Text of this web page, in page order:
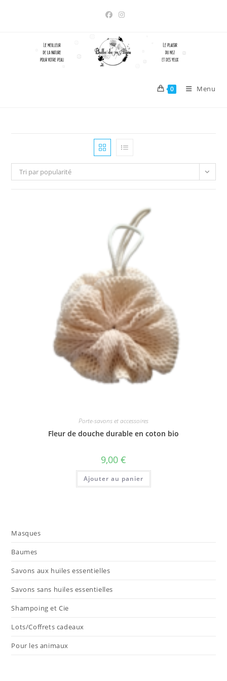
0 Menu
Tri par popularité
Porte-savons et accessoires
Fleur de douche durable en coton bio
9,00 €
Ajouter au panier
Masques
Baumes
Savons aux huiles essentielles
Savons sans huiles essentielles
Shampoing et Cie
Lots/Coffrets cadeaux
Pour les animaux